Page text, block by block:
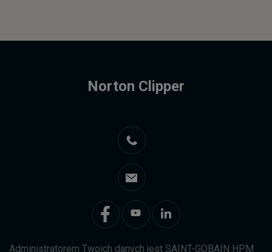
Norton Clipper
Administratorem Twoich danych jest SAINT-GOBAIN HPM